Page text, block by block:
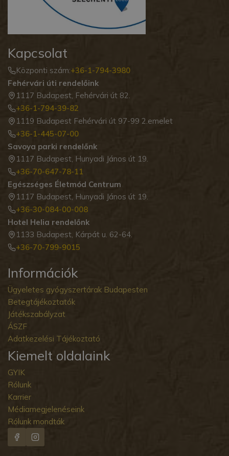
Kapcsolat
Központi szám:+36-1-794-3980
Fehérvári úti rendelőink
1117 Budapest, Fehérvári út 82.
+36-1-794-39-82
1119 Budapest Fehérvári út 97-99 2.emelet
+36-1-445-07-00
Savoya parki rendelőnk
1117 Budapest, Hunyadi János út 19.
+36-70-647-78-11
Egészséges Életmód Centrum
1117 Budapest, Hunyadi János út 19.
+36-30-084-00-008
Hotel Helia rendelőnk
1133 Budapest, Kárpát u. 62-64.
+36-70-799-9015
Információk
Ügyeletes gyógyszertárak Budapesten
Betegtájékoztatók
Játékszabályzat
ÁSZF
Adatkezelési Tájékoztató
Kiemelt oldalaink
GYIK
Rólunk
Karrier
Médiamegjelenéseink
Rólunk mondták